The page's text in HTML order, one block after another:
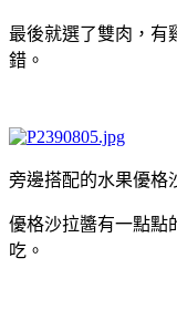
最後就選了雙肉，有
錯。
旁邊搭配的水果優格
優格沙拉醬有一點點
吃。